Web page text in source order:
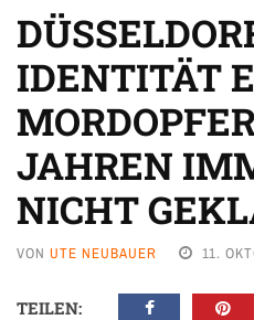
IDENTITÄT
JAHREN
NICHT
VON UTE NEUBAUER 11.
TEILEN: